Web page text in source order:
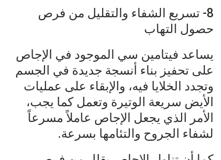
8- تسريع الشفاء والتقليل من فرص
حصول التهاب
يساعد فيتامين سي الموجود في الإجاص
على تحفيز بناء أنسجة جديدة في الجسم
وتجدد الخلايا فيه، والإبقاء على عمليات
الأيض سريعة الوتيرة وتعمل كما يجب،
الأمر الذي يجعل الإجاص عاملاً مسرعاً
لشفاء الجروح والتئامها بسرعة.